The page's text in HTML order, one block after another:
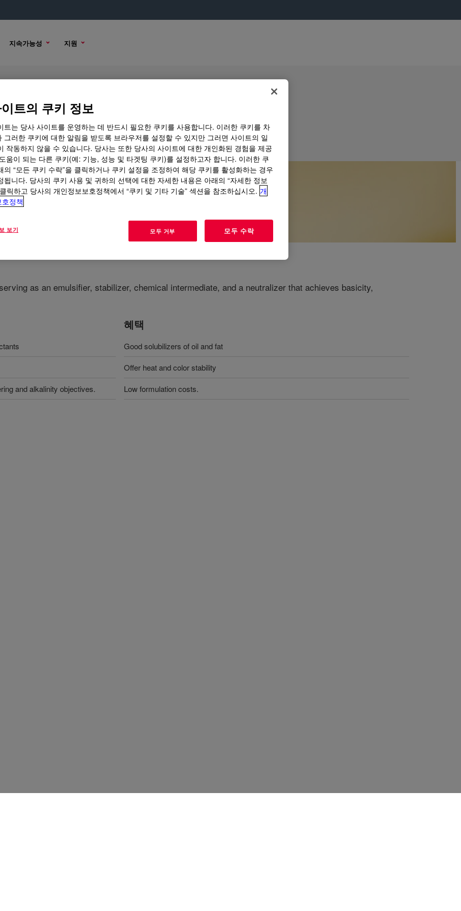
지속가능성 지원
옵션
as an emulsifier, stabilizer, chemical intermediate, and a neutralizer that achieves basicity,
and alkalinity objectives.
혜택
Good solubilizers of oil and fat
Offer heat and color stability
Low formulation costs.
트의 쿠키 정보
트는 당사 사이트를 운영하는 데 반드시 필요한 쿠키를 사용합니다. 이러한 쿠키를 차
그러한 쿠키에 대한 알림을 받도록 브라우저를 설정할 수 있지만 그러면 사이트의 일
작동하지 않을 수 있습니다. 당사는 또한 당사의 사이트에 대한 개인화된 경험을 제공
움이 되는 다른 쿠키(예: 기능, 성능 및 타겟팅 쿠키)를 설정하고자 합니다. 이러한 쿠
의 “모든 쿠키 수락”을 클릭하거나 쿠키 설정을 조정하여 해당 쿠키를 활성화하는 경우
됩니다. 당사의 쿠키 사용 및 귀하의 선택에 대한 자세한 내용은 아래의 “자세한 정보
릭하고 당사의 개인정보보호정책에서 “쿠키 및 기타 기술” 섹션을 참조하십시오. 개
정책
보기 모두 거부 모두 수락